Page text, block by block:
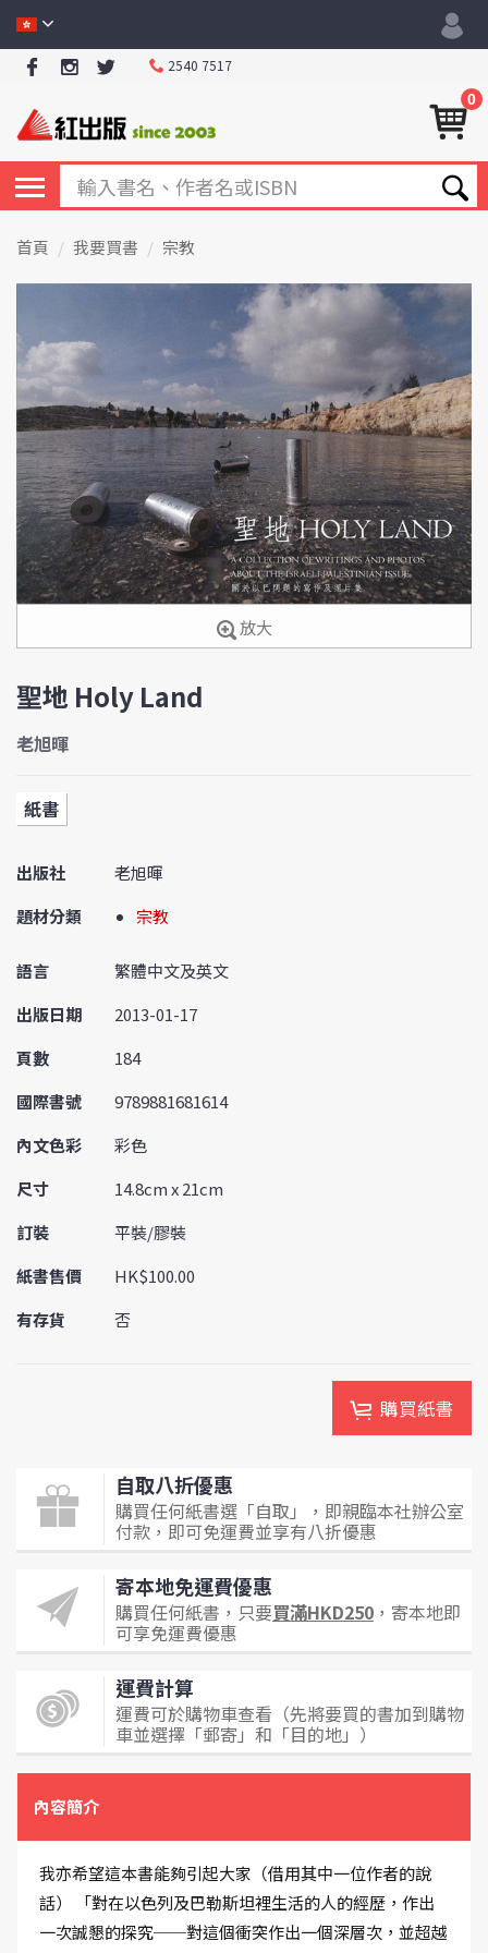
2540 7517
0
首頁 我要買書 宗教
放大
聖地 Holy Land
老旭暉
紙書
出版社
老旭暉
題材分類
宗教
語言
繁體中文及英文
出版日期
2013-01-17
頁數
184
國際書號
9789881681614
內文色彩
彩色
尺寸
14.8cm x 21cm
訂裝
平裝/膠裝
紙書售價
HK$100.00
有存貨
否
購買紙書
自取八折優惠
購買任何紙書選「自取」，即親臨本社辦公室
付款，即可免運費並享有八折優惠
寄本地免運費優惠
購買任何紙書，只要買滿HKD250 ，寄本地即
可享免運費優惠
運費計算
運費可於購物車查看（先將要買的書加到購物
車並選擇「郵寄」和「目的地」）
內容簡介
我亦希望這本書能夠引起大家（借用其中一位作者的說
話） 「對在以色列及巴勒斯坦裡生活的人的經歷，作出
一次誠懇的探究──對這個衝突作出一個深層次，並超越